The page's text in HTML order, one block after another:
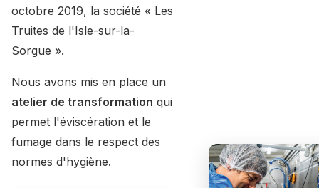
octobre 2019, la société « Les
Truites de l'Isle-sur-la-
Sorgue ».
Nous avons mis en place un
atelier de transformation qui
permet l'éviscération et le
fumage dans le respect des
normes d'hygiène.